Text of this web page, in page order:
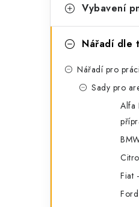
e
Vybavení
Nářadí dle
Nářadí pro
Sady pro
Alfa
Fiat